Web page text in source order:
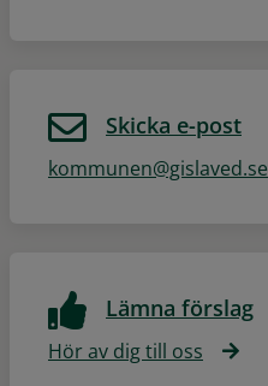
Skicka e-post
kommunen@gislaved.se
Lämna förslag
Hör av dig till oss